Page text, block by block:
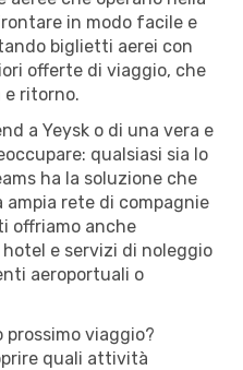
in modo facile e
biglietti aerei con
offerte di viaggio, che
e ritorno.
a Yeysk o di una vera e
qualsiasi sia lo
ha la soluzione che
ampia rete di compagnie
offriamo anche
e servizi di noleggio
aeroportuali o
prossimo viaggio?
quali attività